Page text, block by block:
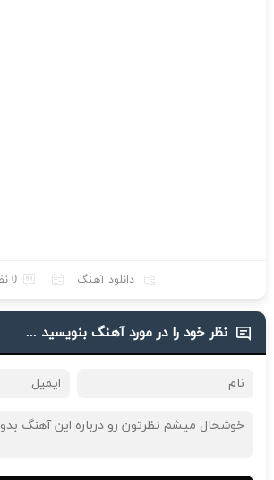
دانلود آهنگ 0 نظر
نظر خود را در مورد آهنگ بنویسید ...